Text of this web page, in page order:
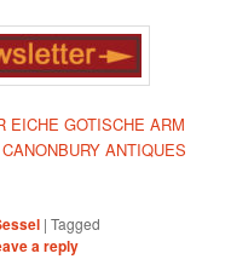
EICHE GOTISCHE ARM
ANTIQUES
|Tagged
a reply